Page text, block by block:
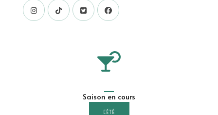
Saison en cours
L'ÉTÉ